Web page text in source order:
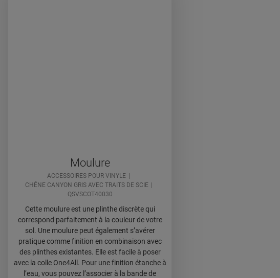
Moulure
ACCESSOIRES POUR VINYLE
CHÊNE CANYON GRIS AVEC TRAITS DE SCIE
QSVSCOT40030
Cette moulure est une plinthe discrète qui
correspond parfaitement à la couleur de votre
sol. Une moulure peut également s’avérer
pratique comme finition en combinaison avec
des plinthes existantes. Elle est facile à poser
avec la colle One4All. Pour une finition étanche à
l’eau, vous pouvez l’associer à la bande de